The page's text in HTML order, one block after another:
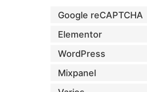
Google reCAPTCHA
Elementor
WordPress
Mixpanel